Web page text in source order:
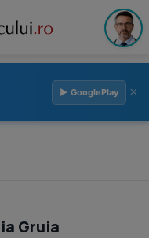
▶ GooglePlay ×
Gruia